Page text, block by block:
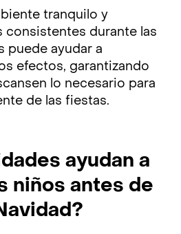
tranquilo y
consistentes durante las
puede ayudar a
efectos, garantizando
lo necesario para
de las fiestas.
ayudan a
niños antes de